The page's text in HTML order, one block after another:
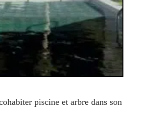
piscine et arbre dans son